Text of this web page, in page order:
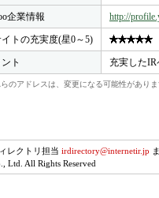
企業情報 http://
トの充実度(星0～5)
ト 充実した
のアドレスは、変更になる可能性があり
レクトリ担当 irdirectory@internetir.jp
Ltd. All Rights Reserved